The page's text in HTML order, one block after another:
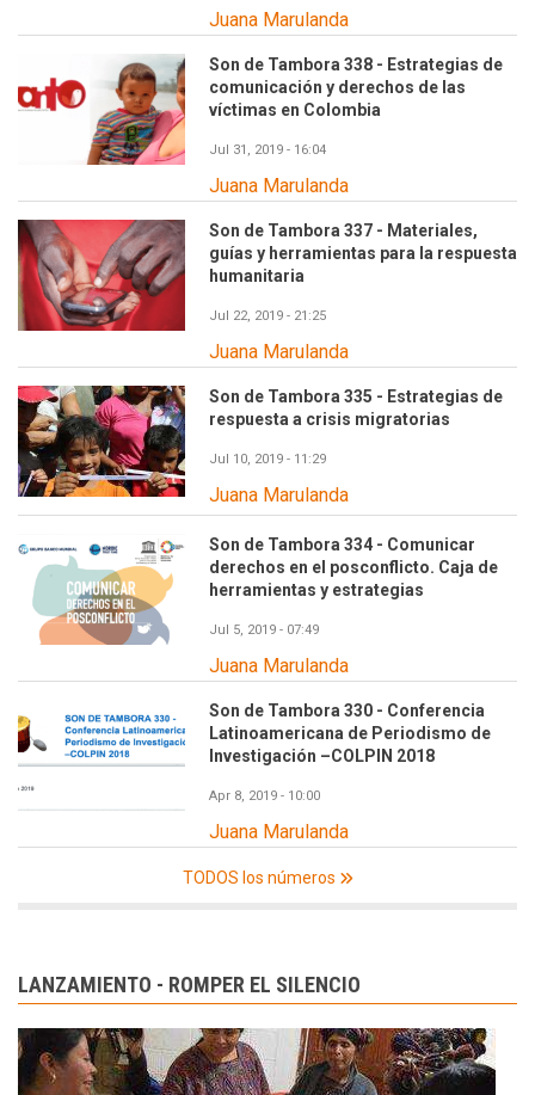
Juana Marulanda
Son de Tambora 338 - Estrategias de
comunicación y derechos de las
víctimas en Colombia
Jul 31, 2019 - 16:04
Juana Marulanda
Son de Tambora 337 - Materiales,
guías y herramientas para la respuesta
humanitaria
Jul 22, 2019 - 21:25
Juana Marulanda
Son de Tambora 335 - Estrategias de
respuesta a crisis migratorias
Jul 10, 2019 - 11:29
Juana Marulanda
Son de Tambora 334 - Comunicar
derechos en el posconflicto. Caja de
herramientas y estrategias
Jul 5, 2019 - 07:49
Juana Marulanda
Son de Tambora 330 - Conferencia
Latinoamericana de Periodismo de
Investigación –COLPIN 2018
Apr 8, 2019 - 10:00
Juana Marulanda
TODOS los números
LANZAMIENTO - ROMPER EL SILENCIO